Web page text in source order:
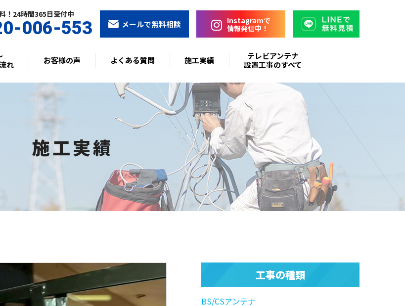
！24時間365⽇受付中
006-553 メールで無料相談
Instagramで
情報発信中！
れ
お客様の声 よくある質問 施工実績
テレビアンテナ
設置工事のすべて
施工実績
工事の種類
BS/CSアンテナ